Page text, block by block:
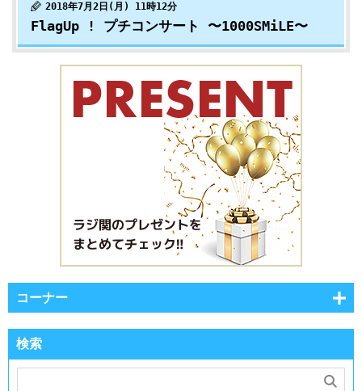
2018年7月2日(月) 11時12分
FlagUp ! プチコンサート 〜1000SMiLE〜
コーナー
検索